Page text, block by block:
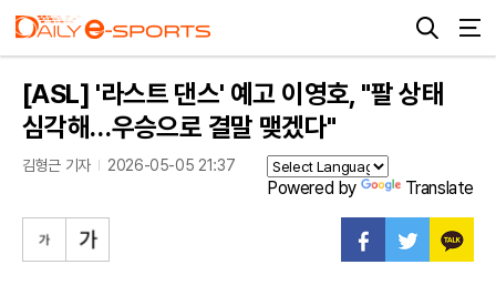
[ASL] '라스트 댄스' 예고 이영호, "팔 상태
심각해…우승으로 결말 맺겠다"
김형근 기자 2026-05-05 21:37
Powered by Translate